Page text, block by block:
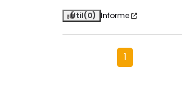
Útil(0) Informe
1